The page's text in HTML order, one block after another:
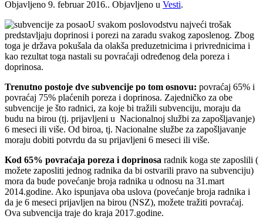
Objavljeno 9. februar 2016.. Objavljeno u Vesti.
U svakom poslovodstvu najveći trošak
predstavljaju doprinosi i porezi na zaradu svakog zaposlenog. Zbog
toga je država pokušala da olakša preduzetnicima i privrednicima i
kao rezultat toga nastali su povraćaji određenog dela poreza i
doprinosa.
Trenutno postoje dve subvencije po tom osnovu: povraćaj 65% i
povraćaj 75% plaćenih poreza i doprinosa. Zajedničko za obe
subvencije je što radnici, za koje bi tražili subvenciju, moraju da
budu na birou (tj. prijavljeni u Nacionalnoj službi za zapošljavanje)
6 meseci ili više. Od biroa, tj. Nacionalne službe za zapošljavanje
moraju dobiti potvrdu da su prijavljeni 6 meseci ili više.
Kod 65% povraćaja poreza i doprinosa radnik koga ste zaposlili (
možete zaposliti jednog radnika da bi ostvarili pravo na subvenciju)
mora da bude povećanje broja radnika u odnosu na 31.mart
2014.godine. Ako ispunjava oba uslova (povećanje broja radnika i
da je 6 meseci prijavljen na birou (NSZ), možete tražiti povraćaj.
Ova subvencija traje do kraja 2017.godine.